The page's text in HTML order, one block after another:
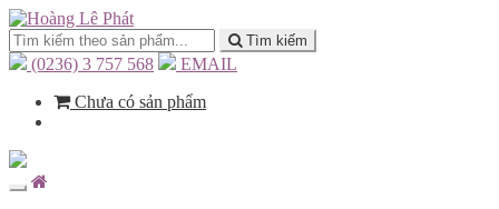
Tìm kiếm
(0236) 3 757 568
EMAIL
Chưa có sản phẩm